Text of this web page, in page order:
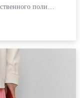
поли…